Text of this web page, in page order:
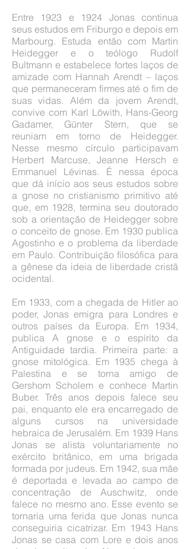
Entre 1923 e 1924 Jonas continua
seus estudos em Friburgo e depois em
Marbourg. Estuda então com Martin
Heidegger e o teólogo Rudolf
Bultmann e estabelece fortes laços de
amizade com Hannah Arendt – laços
que permaneceram firmes até o fim de
suas vidas. Além da jovem Arendt,
convive com Karl Löwith, Hans-Georg
Gadamer, Günter Stern, que se
reuniam em torno de Heidegger.
Nesse mesmo círculo participavam
Herbert Marcuse, Jeanne Hersch e
Emmanuel Lévinas. É nessa época
que dá início aos seus estudos sobre
a gnose no cristianismo primitivo até
que, em 1928, termina seu doutorado
sob a orientação de Heidegger sobre
o conceito de gnose. Em 1930 publica
Agostinho e o problema da liberdade
em Paulo. Contribuição filosófica para
a gênese da ideia de liberdade cristã
ocidental.
Em 1933, com a chegada de Hitler ao
poder, Jonas emigra para Londres e
outros países da Europa. Em 1934,
publica A gnose e o espírito da
Antiguidade tardia. Primeira parte: a
gnose mitológica. Em 1935 chega à
Palestina e se torna amigo de
Gershom Scholem e conhece Martin
Buber. Três anos depois falece seu
pai, enquanto ele era encarregado de
alguns cursos na universidade
hebraica de Jerusalém. Em 1939 Hans
Jonas se alista voluntariamente no
exército britânico, em uma brigada
formada por judeus. Em 1942, sua mãe
é deportada e levada ao campo de
concentração de Auschwitz, onde
falece no mesmo ano. Esse evento se
tornaria uma ferida que Jonas nunca
conseguiria cicatrizar. Em 1943 Hans
Jonas se casa com Lore e dois anos